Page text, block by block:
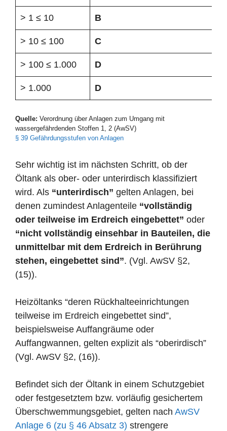
> 1 ≤ 10 B
> 10 ≤ 100 C
> 100 ≤ 1.000 D
> 1.000 D
Quelle: Verordnung über Anlagen zum Umgang mit
wassergefährdenden Stoffen 1, 2 (AwSV)
§ 39 Gefährdungsstufen von Anlagen
Sehr wichtig ist im nächsten Schritt, ob der
Öltank als ober- oder unterirdisch klassifiziert
wird. Als “unterirdisch” gelten Anlagen, bei
denen zumindest Anlagenteile “vollständig
oder teilweise im Erdreich eingebettet” oder
“nicht vollständig einsehbar in Bauteilen, die
unmittelbar mit dem Erdreich in Berührung
stehen, eingebettet sind”. (Vgl. AwSV §2,
(15)).
Heizöltanks “deren Rückhalteeinrichtungen
teilweise im Erdreich eingebettet sind”,
beispielsweise Auffangräume oder
Auffangwannen, gelten explizit als “oberirdisch”
(Vgl. AwSV §2, (16)).
Befindet sich der Öltank in einem Schutzgebiet
oder festgesetztem bzw. vorläufig gesichertem
Überschwemmungsgebiet, gelten nach AwSV
Anlage 6 (zu § 46 Absatz 3) strengere